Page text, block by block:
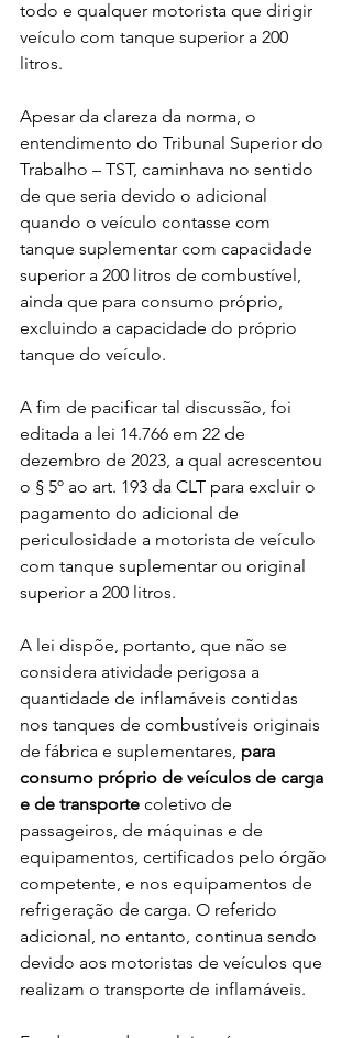
todo e qualquer motorista que dirigir
veículo com tanque superior a 200
litros.
Apesar da clareza da norma, o
entendimento do Tribunal Superior do
Trabalho – TST, caminhava no sentido
de que seria devido o adicional
quando o veículo contasse com
tanque suplementar com capacidade
superior a 200 litros de combustível,
ainda que para consumo próprio,
excluindo a capacidade do próprio
tanque do veículo.
A fim de pacificar tal discussão, foi
editada a lei 14.766 em 22 de
dezembro de 2023, a qual acrescentou
o § 5º ao art. 193 da CLT para excluir o
pagamento do adicional de
periculosidade a motorista de veículo
com tanque suplementar ou original
superior a 200 litros.
A lei dispõe, portanto, que não se
considera atividade perigosa a
quantidade de inflamáveis contidas
nos tanques de combustíveis originais
de fábrica e suplementares, para
consumo próprio de veículos de carga
e de transporte coletivo de
passageiros, de máquinas e de
equipamentos, certificados pelo órgão
competente, e nos equipamentos de
refrigeração de carga. O referido
adicional, no entanto, continua sendo
devido aos motoristas de veículos que
realizam o transporte de inflamáveis.